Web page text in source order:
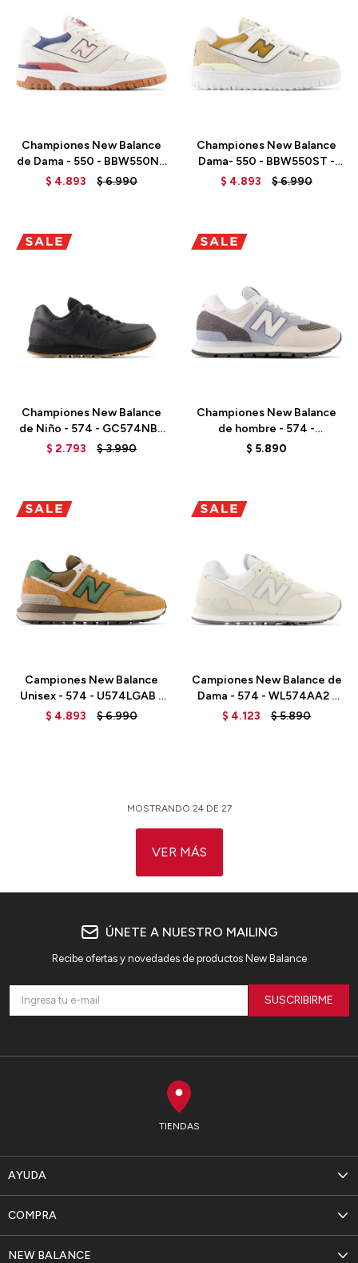
Championes New Balance
de Dama - 550 - BBW550NP
- SEA SALT
$ 4.893 $6.990
Championes New Balance
Dama- 550 - BBW550ST -
SEA SALT
$ 4.893 $6.990
Championes New Balance
de Niño - 574 - GC574NBB
- BLACK
$ 2.793 $3.990
Championes New Balance
de hombre - 574 -
ML574D2G - GREY
$ 5.890
Campiones New Balance
Unisex - 574 - U574LGAB -
TOBACCO
$ 4.893 $6.990
Campiones New Balance de
Dama - 574 - WL574AA2 -
ANGORA
$ 4.123 $5.890
MOSTRANDO 24DE 27
VER MÁS
TIENDAS
AYUDA
NEW BALANCE
COMPRA
ÚNETE A NUESTRO MAILING
Recibe ofertas y novedades de productos New Balance
SUSCRIBIRME